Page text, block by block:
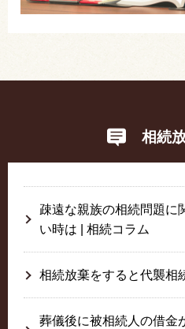
相続
疎遠な親族の相続問題に
い時は | 相続コラム
相続放棄をすると代襲相
葬儀後に被相続人の借金